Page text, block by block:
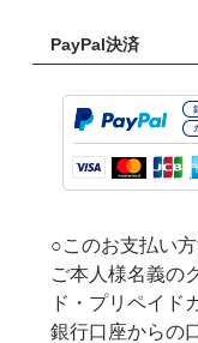
PayPal決済
○このお支払い
ご本人様名義の
ド・プリペイド
銀行口座からの